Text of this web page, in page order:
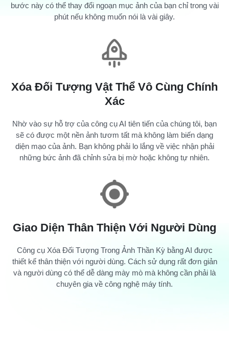
bước này có thể thay đổi ngoạn mục ảnh của bạn chỉ trong vài
phút nếu không muốn nói là vài giây.
Xóa Đối Tượng Vật Thể Vô Cùng Chính
Xác
Nhờ vào sự hỗ trợ của công cụ AI tiên tiến của chúng tôi, bạn
sẽ có được một nền ảnh tươm tất mà không làm biến dạng
diện mạo của ảnh. Bạn không phải lo lắng về việc nhận phải
những bức ảnh đã chỉnh sửa bị mờ hoặc không tự nhiên.
Giao Diện Thân Thiện Với Người Dùng
Công cụ Xóa Đối Tượng Trong Ảnh Thần Kỳ bằng AI được
thiết kế thân thiện với người dùng. Cách sử dụng rất đơn giản
và người dùng có thể dễ dàng mày mò mà không cần phải là
chuyên gia về công nghệ máy tính.